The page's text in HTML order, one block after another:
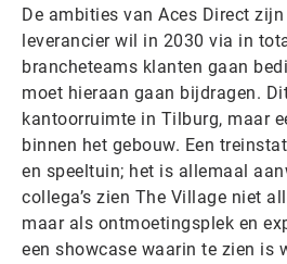
De ambities van Aces Direct
leverancier wil in 2030 via in
brancheteams klanten gaan
moet hieraan gaan bijdragen.
kantoorruimte in Tilburg, maar
binnen het gebouw. Een
en speeltuin; het is allemaal
collega’s zien The Village niet
maar als ontmoetingsplek en
een showcase waarin te zien is